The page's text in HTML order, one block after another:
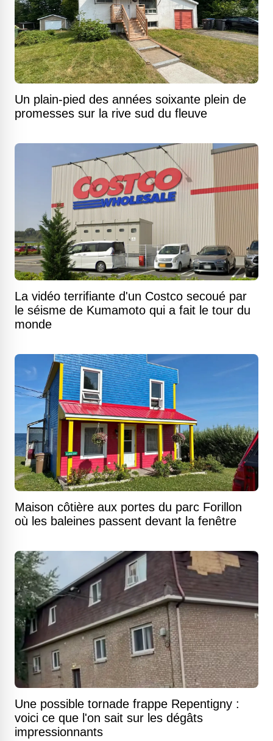
Un plain-pied des années soixante plein de
promesses sur la rive sud du fleuve
La vidéo terrifiante d'un Costco secoué par
le séisme de Kumamoto qui a fait le tour du
monde
Maison côtière aux portes du parc Forillon
où les baleines passent devant la fenêtre
Une possible tornade frappe Repentigny :
voici ce que l'on sait sur les dégâts
impressionnants